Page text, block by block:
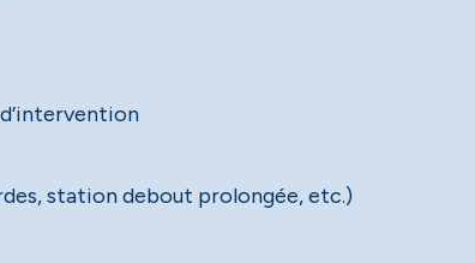
station debout prolongée, etc.)